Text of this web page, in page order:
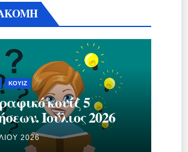
ΚΟΥΊΖ
κουίζ 5
Ιούλιος 2026
2026